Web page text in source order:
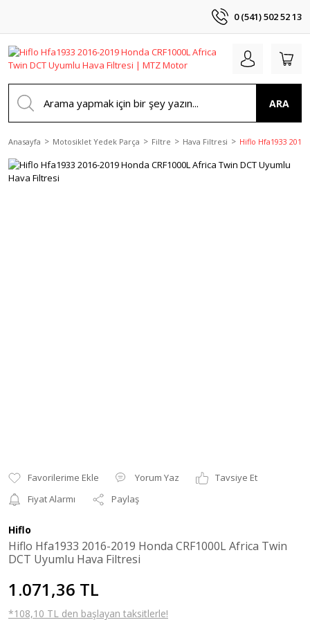
0 (541) 502 52 13
ARA
Anasayfa Motosiklet Yedek Parça Filtre Hava Filtresi Hiflo Hfa1933
Yorum Yaz
Tavsiye Et
Fiyat Alarmı
Paylaş
Hiflo
Hiflo Hfa1933 2016-2019 Honda CRF1000L Africa Twin
DCT Uyumlu Hava Filtresi
1.071,36 TL
*108,10 TL den başlayan taksitlerle!